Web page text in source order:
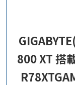
800 XT 搭